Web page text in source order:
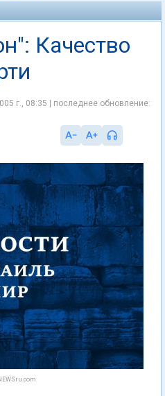
Качество
г., 08:35 | последнее обновление: